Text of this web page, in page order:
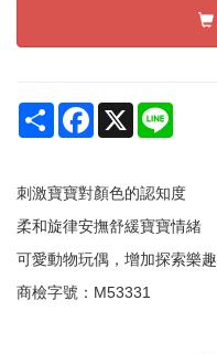
Share Facebook
X
刺激寶寶對顏色的認知度
柔和旋律安撫舒緩寶寶情緒
可愛動物玩偶，增加探索樂趣
商檢字號：M53331